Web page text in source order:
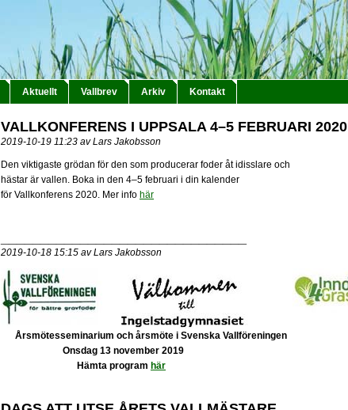
Aktuellt Vallbrev Arkiv Kontakt
VALLKONFERENS I UPPSALA 4–5 FEBRUARI 2020
2019-10-19 11:23 av Lars Jakobsson
Den viktigaste grödan för den som producerar foder åt idisslare och
hästar är vallen. Boka in den 4–5 februari i din kalender
för Vallkonferens 2020. Mer info här
2019-10-18 15:15 av Lars Jakobsson
Årsmötesseminarium och årsmöte i Svenska Vallföreningen
Onsdag 13 november 2019
Hämta program här